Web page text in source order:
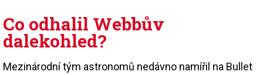
Co odhalil Webbův
dalekohled?
Mezinárodní tým astronomů nedávno namířil na Bullet